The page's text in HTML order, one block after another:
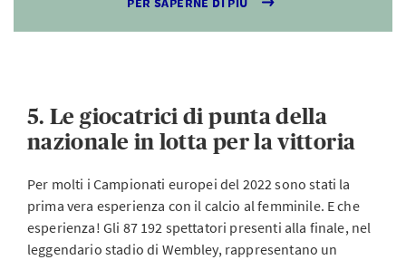
5. Le giocatrici di punta della
nazionale in lotta per la vittoria
Per molti i Campionati europei del 2022 sono stati la
prima vera esperienza con il calcio al femminile. E che
esperienza! Gli 87 192 spettatori presenti alla finale, nel
leggendario stadio di Wembley, rappresentano un